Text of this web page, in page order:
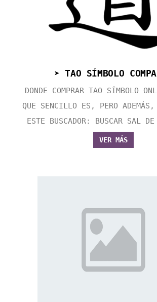
➤ TAO SÍMBOLO
DONDE COMPRAR TAO SÍMBOLO
QUE SENCILLO ES, PERO ADEMÁS,
ESTE BUSCADOR: BUSCAR SAL
VER MÁS